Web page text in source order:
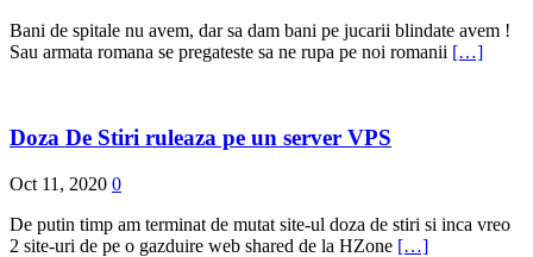
Bani de spitale nu avem, dar sa dam bani pe jucarii blindate avem !
Sau armata romana se pregateste sa ne rupa pe noi romanii […]
Doza De Stiri ruleaza pe un server VPS
Oct 11, 2020 0
De putin timp am terminat de mutat site-ul doza de stiri si inca vreo
2 site-uri de pe o gazduire web shared de la HZone […]